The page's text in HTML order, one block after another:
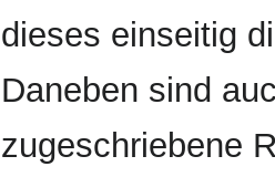
dieses einseitig
Daneben sind
zugeschriebene